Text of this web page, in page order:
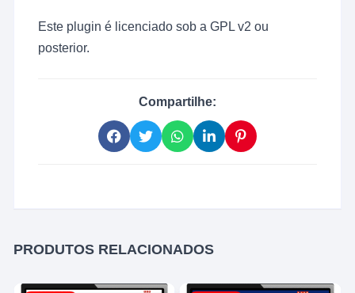
Este plugin é licenciado sob a GPL v2 ou
posterior.
Compartilhe:
PRODUTOS RELACIONADOS